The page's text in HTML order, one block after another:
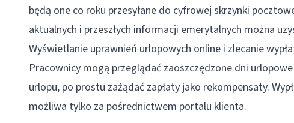
będą one co roku przesyłane do cyfrowej skrzynki
aktualnych i przeszłych informacji emerytalnych można
Wyświetlanie uprawnień urlopowych online i zlecanie
Pracownicy mogą przeglądać zaoszczędzone dni
urlopu, po prostu zażądać zapłaty jako rekompensaty.
możliwa tylko za pośrednictwem portalu klienta.